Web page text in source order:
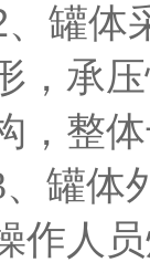
罐体
， 承
，整
罐体
作人